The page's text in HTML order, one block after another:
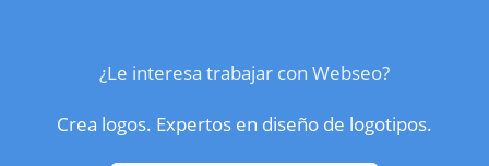
¿Le interesa trabajar con Webseo?
Crea logos. Expertos en diseño de logotipos.